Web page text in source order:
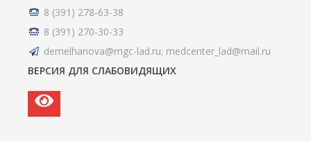
8 (391) 278-63-38
8 (391) 270-30-33
demelhanova@mgc-lad.ru; medcenter_lad@mail.ru
ВЕРСИЯ ДЛЯ СЛАБОВИДЯЩИХ